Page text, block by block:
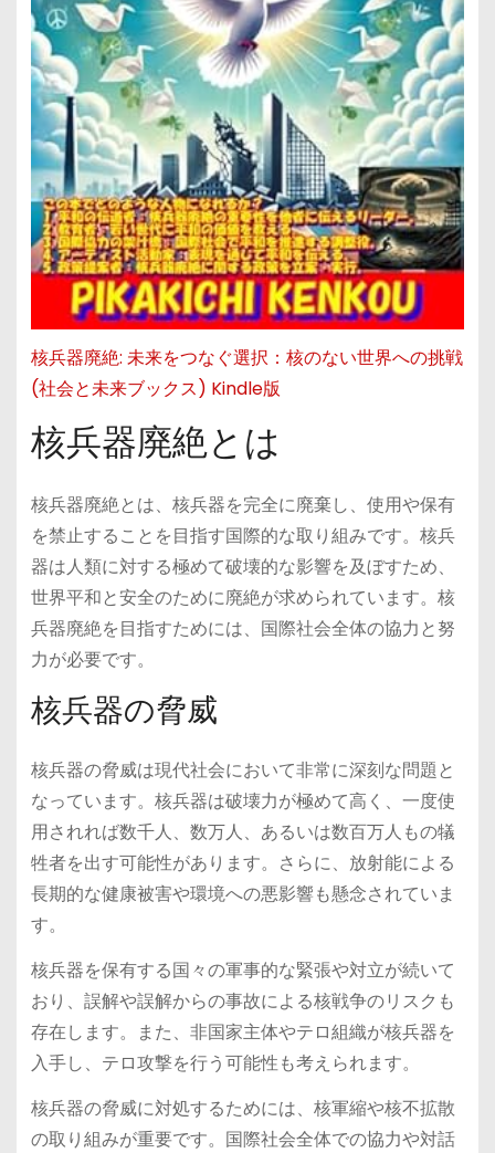
核兵器廃絶: 未来をつなぐ選択：核のない世界への挑戦
(社会と未来ブックス) Kindle版
核兵器廃絶とは
核兵器廃絶とは、核兵器を完全に廃棄し、使用や保有
を禁止することを目指す国際的な取り組みです。核兵
器は人類に対する極めて破壊的な影響を及ぼすため、
世界平和と安全のために廃絶が求められています。核
兵器廃絶を目指すためには、国際社会全体の協力と努
力が必要です。
核兵器の脅威
核兵器の脅威は現代社会において非常に深刻な問題と
なっています。核兵器は破壊力が極めて高く、一度使
用されれば数千人、数万人、あるいは数百万人もの犠
牲者を出す可能性があります。さらに、放射能による
長期的な健康被害や環境への悪影響も懸念されていま
す。
核兵器を保有する国々の軍事的な緊張や対立が続いて
おり、誤解や誤解からの事故による核戦争のリスクも
存在します。また、非国家主体やテロ組織が核兵器を
入手し、テロ攻撃を行う可能性も考えられます。
核兵器の脅威に対処するためには、核軍縮や核不拡散
の取り組みが重要です。国際社会全体での協力や対話